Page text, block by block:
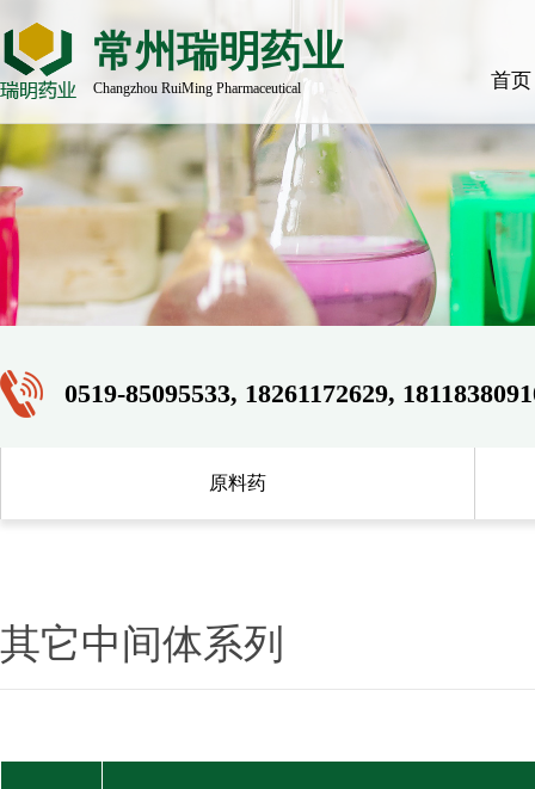
常州瑞明药业
Changzhou RuiMing Pharmaceutical 首页
0519-85095533, 18261172629,
原料药
其它中间体系列